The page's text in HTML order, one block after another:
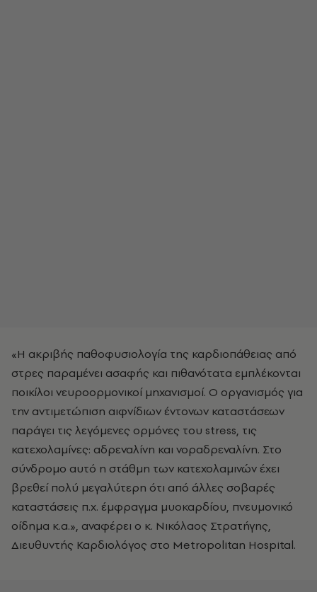
«Η ακριβής παθοφυσιολογία της καρδιοπάθειας από
στρες παραμένει ασαφής και πιθανότατα εμπλέκονται
ποικίλοι νευροορμονικοί μηχανισμοί. Ο οργανισμός για
την αντιμετώπιση αιφνίδιων έντονων καταστάσεων
παράγει τις λεγόμενες ορμόνες του stress, τις
κατεχολαμίνες: αδρεναλίνη και νοραδρεναλίνη. Στο
σύνδρομο αυτό η στάθμη των κατεχολαμινών έχει
βρεθεί πολύ μεγαλύτερη ότι από άλλες σοβαρές
καταστάσεις π.χ. έμφραγμα μυοκαρδίου, πνευμονικό
οίδημα κ.α.», αναφέρει ο κ. Νικόλαος Στρατήγης,
Διευθυντής Καρδιολόγος στο Metropolitan Hospital.